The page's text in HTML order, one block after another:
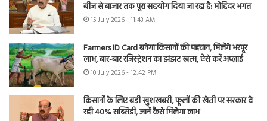
बीज से बाजार तक पूरा सहयोग दिया जा रहा है: मोहिंदर भगत
15 July 2026 - 11:43 AM
Farmers ID Card बनेगा किसानों की पहचान, मिलेंगे भरपूर
लाभ, बार-बार रजिस्ट्रेशन का झंझट खत्म, ऐसे करें अप्लाई
10 July 2026 - 12:42 PM
किसानों के लिए बड़ी खुशखबरी, फूलों की खेती पर सरकार दे
रही 40% सब्सिडी, जानें कैसे मिलेगा लाभ